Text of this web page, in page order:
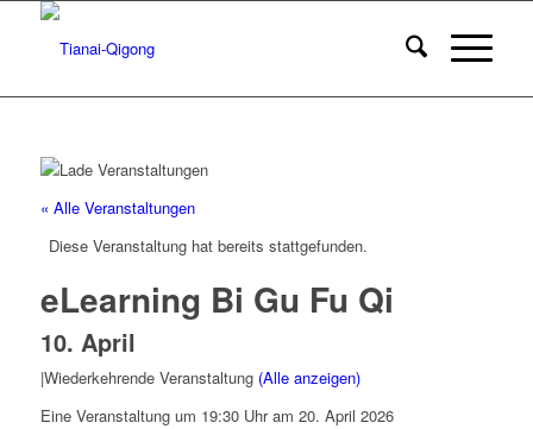
« Alle Veranstaltungen
Diese Veranstaltung hat bereits stattgefunden.
eLearning Bi Gu Fu Qi
10. April
|Wiederkehrende Veranstaltung (Alle anzeigen)
Eine Veranstaltung um 19:30 Uhr am 20. April 2026